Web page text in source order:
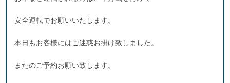
安全運転でお願いいたします。
本日もお客様にはご迷惑お掛け致しました。
またのご予約お願い致します。